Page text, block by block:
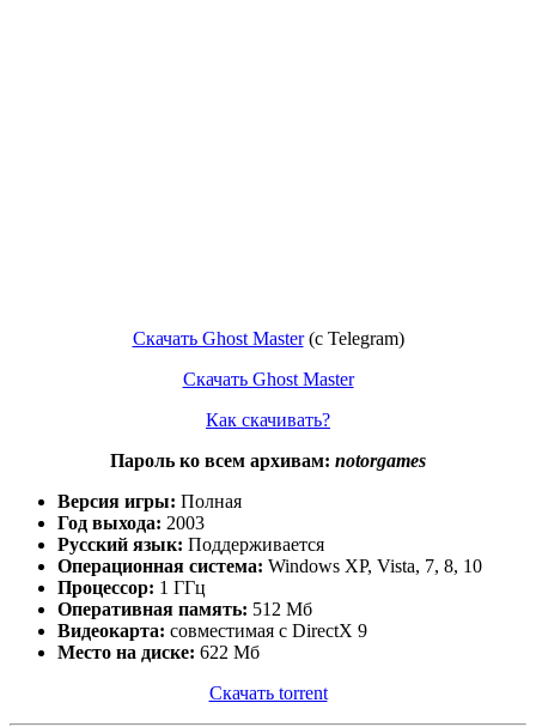
Скачать Ghost Master(с Telegram)
Скачать Ghost Master
Как скачивать?
Пароль ко всем архивам: notorgames
Версия игры: Полная
Год выхода: 2003
Русский язык: Поддерживается
Операционная система: Windows XP, Vista, 7, 8, 10
Процессор: 1 ГГц
Оперативная память: 512 Мб
Видеокарта: совместимая с DirectX 9
Место на диске: 622 Мб
Скачать torrent